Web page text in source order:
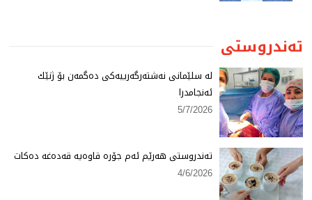
تەندروستی
لە سلێمانی نەشتەرگەرییەكی دەگمەن بۆ ژنێك
ئەنجامدرا
5/7/2026
تەندروستی هەرێم ئەم جۆرە قاوەیە قەدەغە دەكات
4/6/2026